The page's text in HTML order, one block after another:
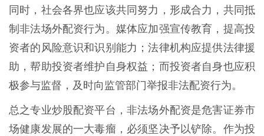
同时，社会各界也应该共同努力，形成合力，共同抵
制非法场外配资行为。媒体应加强宣传教育，提高投
资者的风险意识和识别能力；法律机构应提供法律援
助，帮助投资者维护自身权益；而投资者自身也应积
极参与监督，及时向监管部门举报非法配资行为。
总之专业炒股配资平台，非法场外配资是危害证券市
场健康发展的一大毒瘤，必须坚决予以铲除。作为投